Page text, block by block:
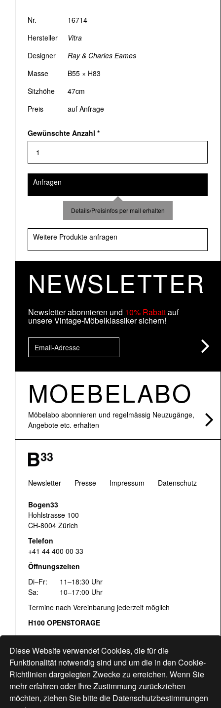
Diese Website verwendet Cookies, die für die
Funktionalität notwendig sind und um die in den Cookie-
Richtlinien dargelegten Zwecke zu erreichen. Wenn Sie
mehr erfahren oder Ihre Zustimmung zurückziehen
möchten, ziehen Sie bitte die Datenschutzbestimmungen
Nr.
16714
Hersteller
Vitra
Designer
Ray & Charles Eames
Masse
B55 × H83
Sitzhöhe
47cm
Preis
auf Anfrage
Gewünschte Anzahl *
Anfragen
Details/Preisinfos per mail erhalten
Weitere Produkte anfragen
NEWSLETTER
Newsletter abonnieren und 10% Rabattauf
unsere Vintage-Möbelklassiker sichern!
MOEBELABO
Möbelabo abonnieren und regelmässig Neuzugänge,
Angebote etc. erhalten
Newsletter Presse Impressum Datenschutz
Bogen33
Hohlstrasse 100
CH-8004 Zürich
Telefon
+41 44 400 00 33
Öffnungszeiten
Di–Fr:
11–18:30 Uhr
Sa:
10–17:00 Uhr
Termine nach Vereinbarung jederzeit möglich
H100 OPENSTORAGE
Fr:
16:00–18:30 Uhr
Sa: 12:00–17:00 Uhr
Hohlstrasse 122
www.bogen33.ch